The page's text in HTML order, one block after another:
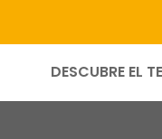
DESCUBRE EL